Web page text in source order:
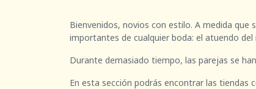
Bienvenidos, novios con estilo. A medida
importantes de cualquier boda: el atuendo del
Durante demasiado tiempo, las parejas se
En esta sección podrás encontrar las tiendas